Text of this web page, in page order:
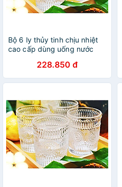
Bộ 6 ly thủy tinh chịu nhiệt
cao cấp dùng uống nước
đồng trắng không viền vàng
365ml
228.850 đ